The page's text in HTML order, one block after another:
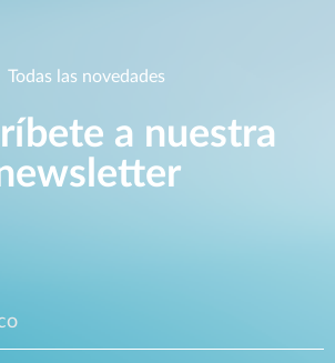
Todas las novedades
a nuestra